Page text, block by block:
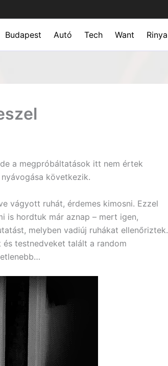
Budapest Autó Tech Want Rinya
a megpróbáltatások itt nem értek
következik.
vágyott ruhát, érdemes kimosni. Ezzel
is hordtuk már aznap – mert igen,
melyben vadiúj ruhákat ellenőriztek.
testnedveket talált a random